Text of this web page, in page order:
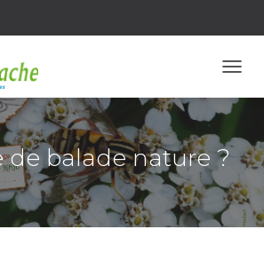
de balade nature ?